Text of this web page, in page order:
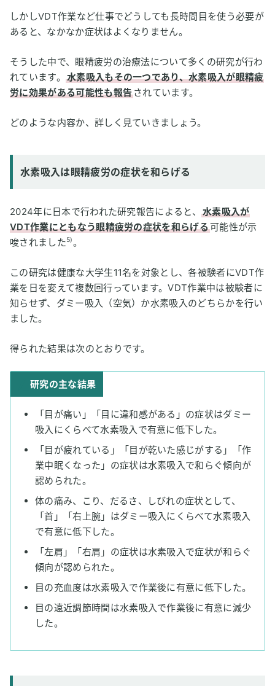
しかしVDT作業など仕事でどうしても長時間目を使う必要が
あると、なかなか症状はよくなりません。
そうした中で、眼精疲労の治療法について多くの研究が行わ
れています。 水素吸入もその一つであり、水素吸入が眼精疲
労に効果がある可能性も報告 されています。
どのような内容か、詳しく見ていきましょう。
水素吸入は眼精疲労の症状を和らげる
2024年に日本で行われた研究報告によると、水素吸入が
VDT作業にともなう眼精疲労の症状を和らげる可能性が示
唆されました5)。
この研究は健康な大学生11名を対象とし、各被験者にVDT作
業を日を変えて複数回行っています。VDT作業中は被験者に
知らせず、ダミー吸入（空気）か水素吸入のどちらかを行い
ました。
得られた結果は次のとおりです。
研究の主な結果
「目が痛い」「目に違和感がある」の症状はダミー
吸入にくらべて水素吸入で有意に低下した。
「目が疲れている」「目が乾いた感じがする」「作
業中眠くなった」の症状は水素吸入で和らぐ傾向が
認められた。
体の痛み、こり、だるさ、しびれの症状として、
「首」「右上腕」はダミー吸入にくらべて水素吸入
で有意に低下した。
「左肩」「右肩」の症状は水素吸入で症状が和らぐ
傾向が認められた。
目の充血度は水素吸入で作業後に有意に低下した。
目の遠近調節時間は水素吸入で作業後に有意に減少
した。